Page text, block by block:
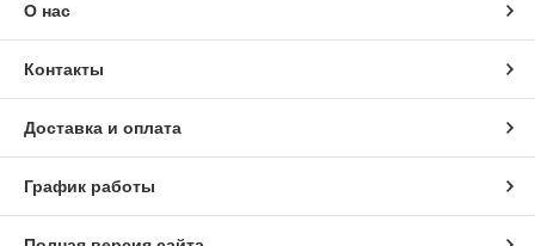
О нас
Контакты
Доставка и оплата
График работы